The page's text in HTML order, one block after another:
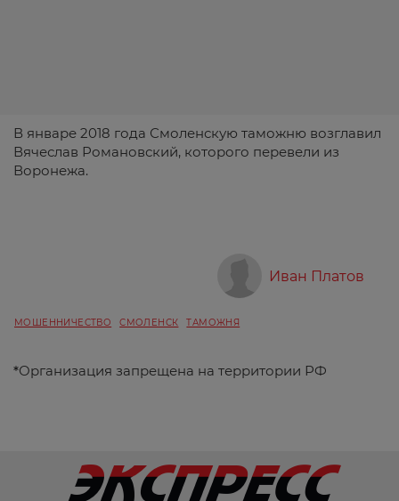
В январе 2018 года Смоленскую таможню возглавил
Вячеслав Романовский, которого перевели из
Воронежа.
Иван Платов
МОШЕННИЧЕСТВО СМОЛЕНСК ТАМОЖНЯ
*Организация запрещена на территории РФ